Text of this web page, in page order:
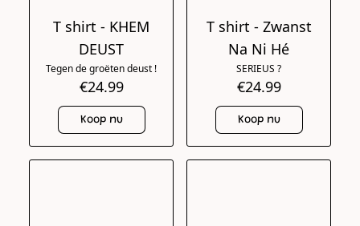
T shirt - KHEM
DEUST
Tegen de groëten deust !
€24.99
Koop nu
T shirt - Zwanst
Na Ni Hé
SERIEUS ?
€24.99
Koop nu